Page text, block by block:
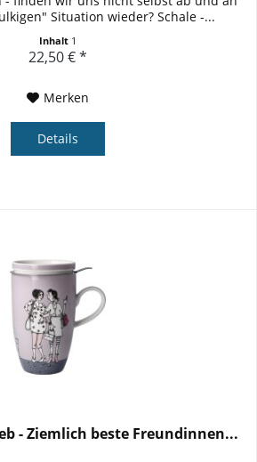
Situation wieder? Schale -...
Inhalt 1
22,50 € *
Merken
Details
- Ziemlich beste Freundinnen...